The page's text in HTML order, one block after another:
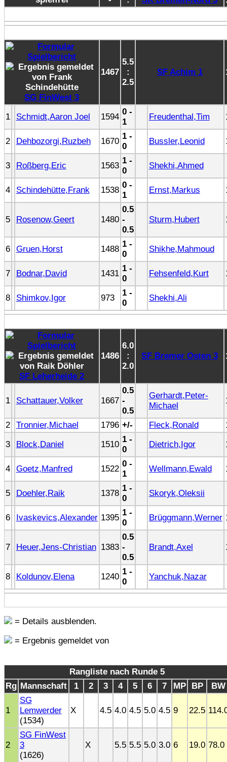
SG FinWest 3
1467
5.5
:
2.5
SF Achim 1
1 Schmidt,Aaron Joel 1594
0 -
1
Freudenthal,Tim
2 Dehbozorgi,Ruzbeh 1670
1 -
0
Bussler,Leonid
3 Roßberg,Eric 1563
1 -
0
Shekhi,Ahmed
4 Schindehütte,Frank 1538
0 -
1
Ernst,Markus
5 Rosenow,Geert 1480
0.5
-
0.5
Sturm,Hubert
6 Gruen,Horst 1488
1 -
0
Shikhe,Mahmoud
7 Bodnar,David 1431
1 -
0
Fehsenfeld,Kurt
8 Shimkov,Igor 973
1 -
0
Shekhi,Ali
SF Leherheide 2
1486
6.0
:
2.0
SF Bremer Osten 3
1 Schattauer,Volker 1667
0.5
-
0.5
Gerhardt,Peter-
Michael
2 Tronnier,Michael 1796 +/- Fleck,Ronald
3
Block,Daniel 1510
1 -
0
Dietrich,Igor
4 Goetz,Manfred 1522
0 -
1
Wellmann,Ewald
5 Doehler,Raik 1378
1 -
0
Skoryk,Oleksii
6 Ivaskevics,Alexander 1395
1 -
0
Brüggmann,Werner
7 Heuer,Jens-Christian 1383
0.5
-
0.5
Brandt,Axel
8 Koldunov,Elena 1240
1 -
0
Yanchuk,Nazar
= Details ausblenden.
= Ergebnis gemeldet von
Rangliste nach Runde 5
Rg Mannschaft 1 2 3 4 5 6 7 MP BP BW
1
SG
Lemwerder
(1534)
X 4.5 4.0 4.5 5.0 4.5 9 22.5
2
SG FinWest
3
(1626)
X 5.5 5.5 5.0 3.0 6 19.0 78.0